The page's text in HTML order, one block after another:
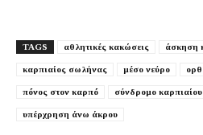
TAGS αθλητικές κακώσεις άσκηση
καρπιαίος σωλήνας μέσο νεύρο
πόνoς στον καρπό σύνδρομο
υπέρχρηση άνω άκρου